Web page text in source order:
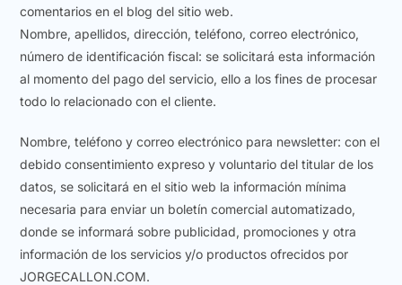
comentarios en el blog del sitio web.
Nombre, apellidos, dirección, teléfono, correo electrónico,
número de identificación fiscal: se solicitará esta información
al momento del pago del servicio, ello a los fines de procesar
todo lo relacionado con el cliente.
Nombre, teléfono y correo electrónico para newsletter: con el
debido consentimiento expreso y voluntario del titular de los
datos, se solicitará en el sitio web la información mínima
necesaria para enviar un boletín comercial automatizado,
donde se informará sobre publicidad, promociones y otra
información de los servicios y/o productos ofrecidos por
JORGECALLON.COM.